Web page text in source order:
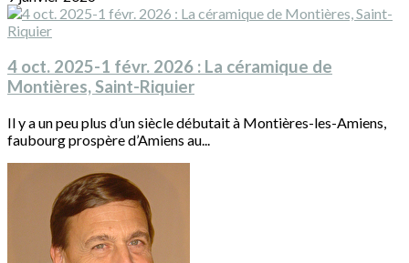
4 oct. 2025-1 févr. 2026 : La céramique de
Montières, Saint-Riquier
Il y a un peu plus d’un siècle débutait à Montières-les-Amiens,
faubourg prospère d’Amiens au...